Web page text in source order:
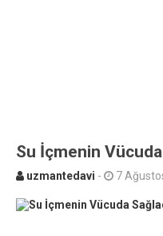
Su İçmenin Vücuda
uzmantedavi - 7